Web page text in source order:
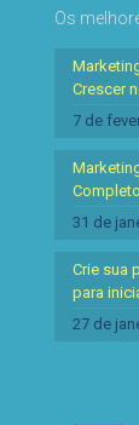
Os
Crescer
7 de
31 de
Crie sua
para
27 de